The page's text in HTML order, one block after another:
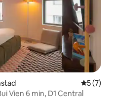
5 (7)
Vien 6 min, D1 Central